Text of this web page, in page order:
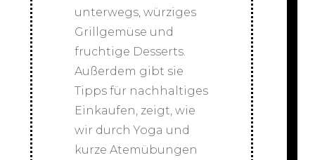
unterwegs, würziges
Grillgemüse und
fruchtige Desserts.
Außerdem gibt sie
Tipps für nachhaltiges
Einkaufen, zeigt, wie
wir durch Yoga und
kurze Atemübungen